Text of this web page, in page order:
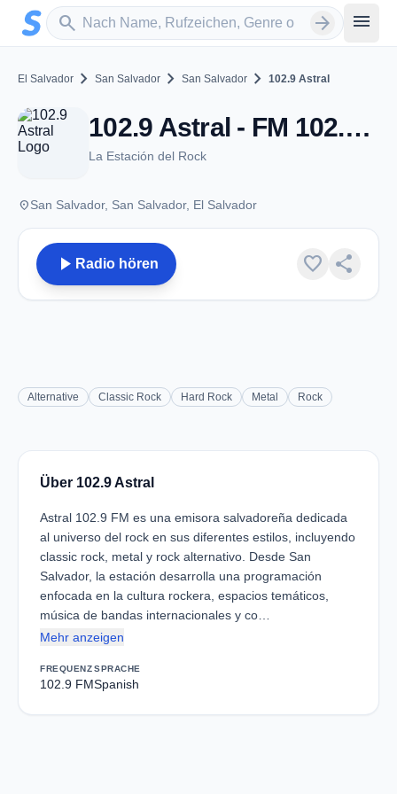
Zum Hauptinhalt springen
search
Sender suchen arrow_forward menu
El Salvador chevron_right San Salvador chevron_right San Salvador chevron_right 102.9 Astral
102.9 Astral - FM 102.9 - San Salvador
La Estación del Rock
placeSan Salvador, San Salvador, El Salvador
play_arrow Radio hören favorite share
Alternative Classic Rock Hard Rock Metal Rock
Über 102.9 Astral
Astral 102.9 FM es una emisora salvadoreña dedicada
al universo del rock en sus diferentes estilos, incluyendo
classic rock, metal y rock alternativo. Desde San
Salvador, la estación desarrolla una programación
enfocada en la cultura rockera, espacios temáticos,
música de bandas internacionales y co…
Mehr anzeigen
FREQUENZ
102.9 FM
SPRACHE
Spanish